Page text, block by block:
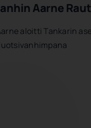
Aarne
aloitti Tankarin